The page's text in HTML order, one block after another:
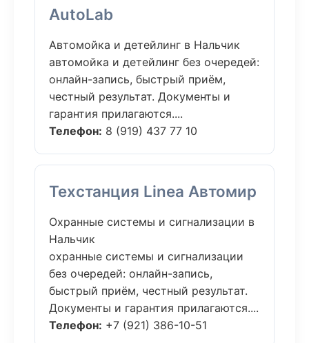
AutoLab
Автомойка и детейлинг в Нальчик
автомойка и детейлинг без очередей:
онлайн-запись, быстрый приём,
честный результат. Документы и
гарантия прилагаются....
Телефон: 8 (919) 437 77 10
Техстанция Linea Автомир
Охранные системы и сигнализации в
Нальчик
охранные системы и сигнализации
без очередей: онлайн-запись,
быстрый приём, честный результат.
Документы и гарантия прилагаются....
Телефон: +7 (921) 386-10-51